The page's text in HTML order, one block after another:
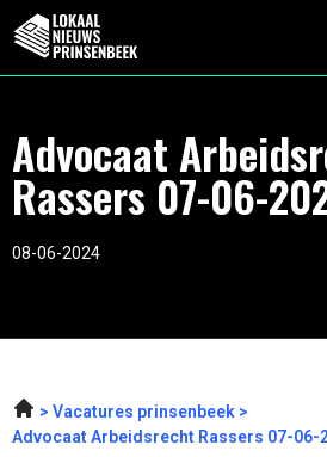
Advocaat
Rassers 07-06-
08-06-2024
Vacatures prinsenbeek
Advocaat Arbeidsrecht Rassers 07-06-